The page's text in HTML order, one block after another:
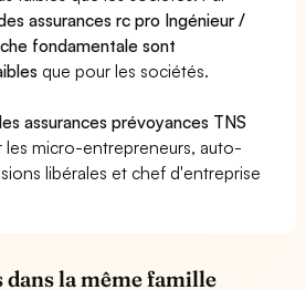
assurances rc pro Ingénieur /
fondamentale sont
que pour les sociétés.
assurances prévoyances TNS
les micro-entrepreneurs, auto-
libérales et chef d'entreprise
dans la même famille